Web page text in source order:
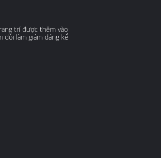
trí được thêm vào
làm giảm đáng kể